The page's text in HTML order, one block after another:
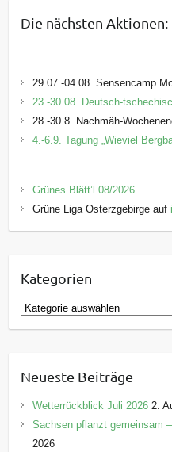
Die nächsten Aktionen:
29.07.-04.08. Sensencamp
23.-30.08. Deutsch-
28.-30.8. Nachmäh-
4.-6.9. Tagung „Wieviel
Grünes Blätt’l 08/2026
Grüne Liga Osterzgebirge auf
Kategorien
K
a
g
o
r
Neueste Beiträge
Wetterrückblick Juli 2026 2.
Sachsen pflanzt gemeinsam
2026